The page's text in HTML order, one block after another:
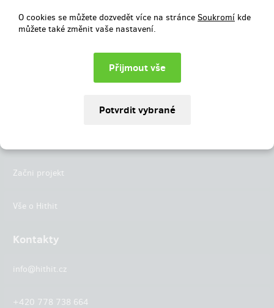
O cookies se můžete dozvedět více na stránce Soukromí kde
můžete také změnit vaše nastavení.
Začni projekt
Vše o Hithit
Kontakty
info@hithit.cz
+420 778 738 664